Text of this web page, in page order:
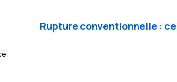
Rupture conventionnelle :